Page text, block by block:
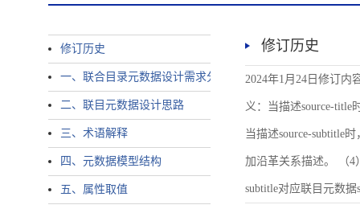
修订历史
一、联合目录元数据设计需求分析
二、联目元数据设计思路
三、术语解释
四、元数据模型结构
五、属性取值
修订历史
2024年1月24日修订内
义：当描述source-title
当描述source-subtitle
加沿革关系描述。 （4
subtitle对应联目元数据